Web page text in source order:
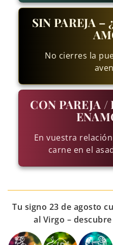
SIN PAREJA –
No cierres la
CON PAREJA
En vuestra
carne en el
Tu signo 23 de agosto
al Virgo –